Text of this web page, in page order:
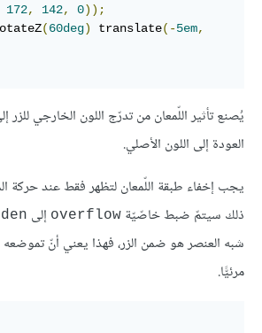
172, 142, 0));
(60deg) translate(-5em,
يُصنع تأثير اللّمعان من تدرّج اللون الخارجي للزر
العودة إلى اللون الأصلي.
ذلك سيتمّ ضبط خاصّيّة overflow إلى
شبه العنصر هو ضمن الزر، فهذا يعني أنّ تموضعه
مرئيًّا.